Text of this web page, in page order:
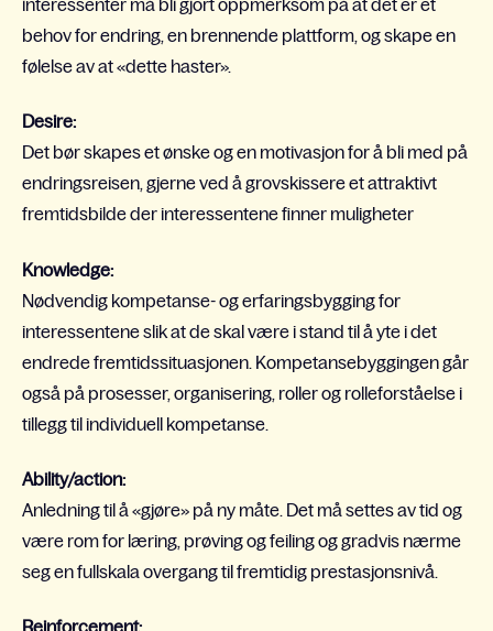
interessenter må bli gjort oppmerksom på at det er et
behov for endring, en brennende plattform, og skape en
følelse av at «dette haster».
Desire:
Det bør skapes et ønske og en motivasjon for å bli med på
endringsreisen, gjerne ved å grovskissere et attraktivt
fremtidsbilde der interessentene finner muligheter
Knowledge:
Nødvendig kompetanse- og erfaringsbygging for
interessentene slik at de skal være i stand til å yte i det
endrede fremtidssituasjonen. Kompetansebyggingen går
også på prosesser, organisering, roller og rolleforståelse i
tillegg til individuell kompetanse.
Ability/action:
Anledning til å «gjøre» på ny måte. Det må settes av tid og
være rom for læring, prøving og feiling og gradvis nærme
seg en fullskala overgang til fremtidig prestasjonsnivå.
Reinforcement: